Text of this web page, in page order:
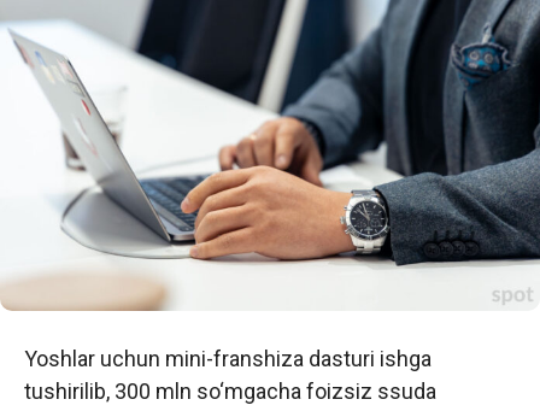
Yoshlar uchun mini-franshiza dasturi ishga
tushirilib, 300 mln so‘mgacha foizsiz ssuda